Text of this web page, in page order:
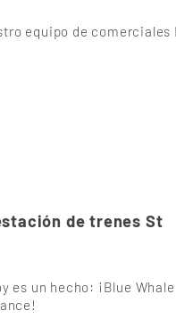
equipo de comerciales
de trenes St
es un hecho: ¡Blue Whale